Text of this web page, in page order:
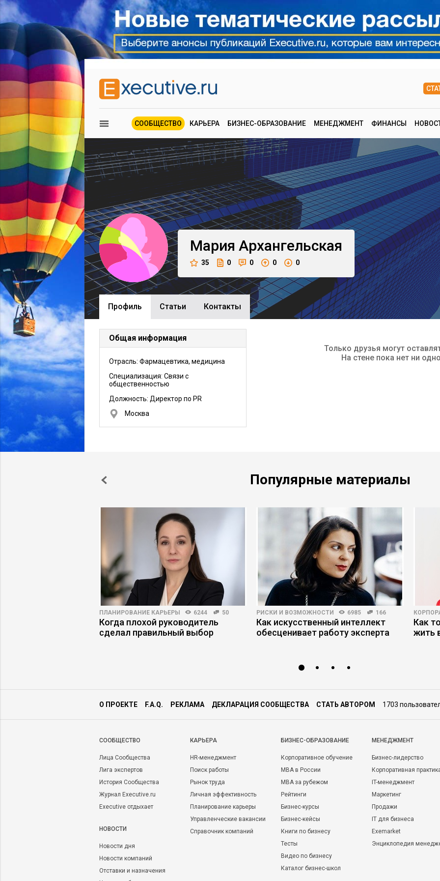
СООБЩЕСТВО КАРЬЕРА БИЗНЕС-ОБРАЗОВАНИЕ МЕНЕДЖМЕНТ ФИНАНСЫ
Мария Архангельская
35 0 0 0 0
Профиль Cтатьи Контакты
Общая информация
Отрасль: Фармацевтика, медицина
Специализация: Связи с
общественностью
Должность: Директор по PR
Москва
Только друзья могут
На стене пока нет ни
Популярные материалы
ПЛАНИРОВАНИЕ КАРЬЕРЫ 6244 50
Когда плохой руководитель
сделал правильный выбор
РИСКИ И ВОЗМОЖНОСТИ 6985 166
Как искусственный интеллект
обесценивает работу эксперта
Как
жить
О ПРОЕКТЕ F.A.Q. РЕКЛАМА ДЕКЛАРАЦИЯ СООБЩЕСТВА СТАТЬ АВТОРОМ 1703
CООБЩЕСТВО
Лица Сообщества
Лига экспертов
История Сообщества
Журнал Executive.ru
Executive отдыхает
НОВОСТИ
Новости дня
Новости компаний
Отставки и назначения
КАРЬЕРА
HR-менеджмент
Поиск работы
Рынок труда
Личная эффективность
Планирование карьеры
Управленческие вакансии
Справочник компаний
БИЗНЕС-ОБРАЗОВАНИЕ
Корпоративное обучение
MBA в России
MBA за рубежом
Рейтинги
Бизнес-курсы
Бизнес-кейсы
Книги по бизнесу
Тесты
Видео по бизнесу
Каталог бизнес-школ
МЕНЕДЖМЕНТ
Бизнес-лидерство
Корпоративная
IT-менеджмент
Маркетинг
Продажи
IT для бизнеса
Exemarket
Энциклопедия